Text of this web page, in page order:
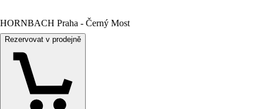
HORNBACH Praha - Černý Most
Rezervovat v prodejně